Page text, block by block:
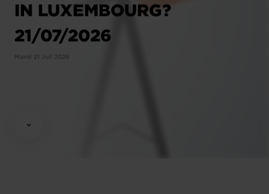
IN LUXEMBOURG?
21/07/2026
Mardi 21 Juil 2026